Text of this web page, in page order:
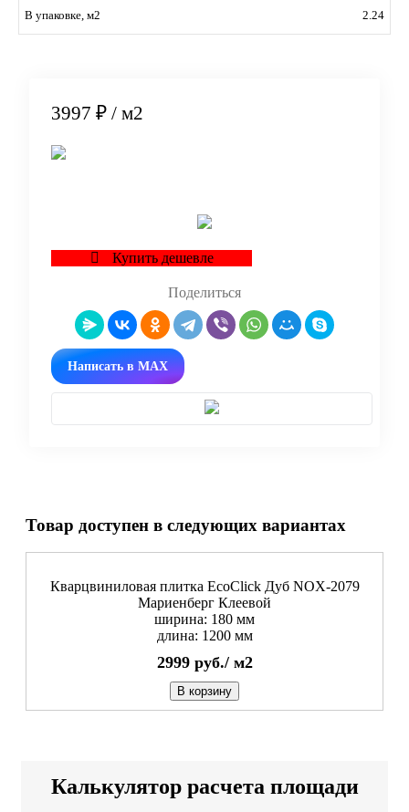
В упаковке, м2 2.24
3997 ₽ / м2
Купить дешевле
Поделиться
Написать в MAX
Товар доступен в следующих вариантах
Кварцвиниловая плитка EcoClick Дуб NOX-2079
Мариенберг Клеевой
ширина: 180 мм
длина: 1200 мм
2999 руб./ м2
В корзину
Калькулятор расчета площади